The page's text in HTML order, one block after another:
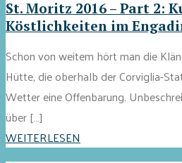
St. Moritz 2016 – Part 2:
Köstlichkeiten im
Schon von weitem hört man die
Hütte, die oberhalb der Corviglia-
Wetter eine Offenbarung.
über […]
WEITERLESEN